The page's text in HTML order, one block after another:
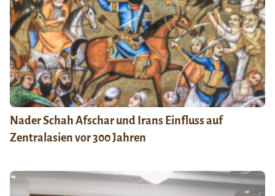
Nader Schah Afschar und Irans Einfluss auf
Zentralasien vor 300 Jahren